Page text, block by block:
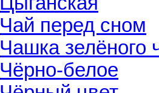
Чай перед сном
Чашка зелёного
Чёрно-белое